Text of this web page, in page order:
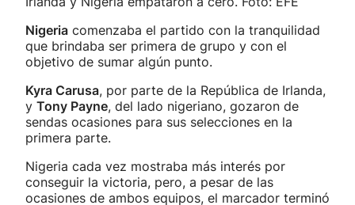
Nigeria comenzaba el partido con la tranquilidad
que brindaba ser primera de grupo y con el
objetivo de sumar algún punto.
Kyra Carusa, por parte de la República de Irlanda,
y Tony Payne, del lado nigeriano, gozaron de
sendas ocasiones para sus selecciones en la
primera parte.
Nigeria cada vez mostraba más interés por
conseguir la victoria, pero, a pesar de las
ocasiones de ambos equipos, el marcador terminó